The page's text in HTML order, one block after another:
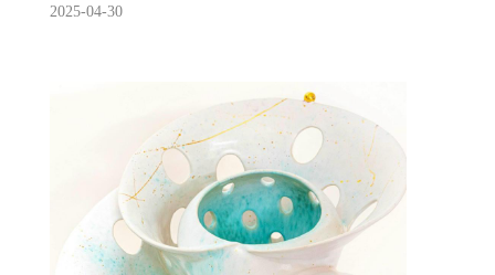
2025-04-30